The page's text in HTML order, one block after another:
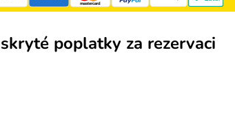
mastercard
poplatky za rezervaci